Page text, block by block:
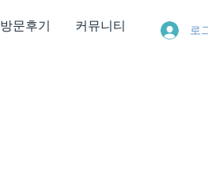
방문후기 커뮤니티 로